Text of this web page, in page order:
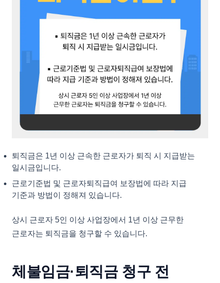
퇴직금은 1년 이상 근속한 근로자가 퇴직 시 지급받는
일시금입니다.
근로기준법 및 근로자퇴직급여 보장법에 따라 지급
기준과 방법이 정해져 있습니다.
상시 근로자 5인 이상 사업장에서 1년 이상 근무한
근로자는 퇴직금을 청구할 수 있습니다.
체불임금·퇴직금 청구 전